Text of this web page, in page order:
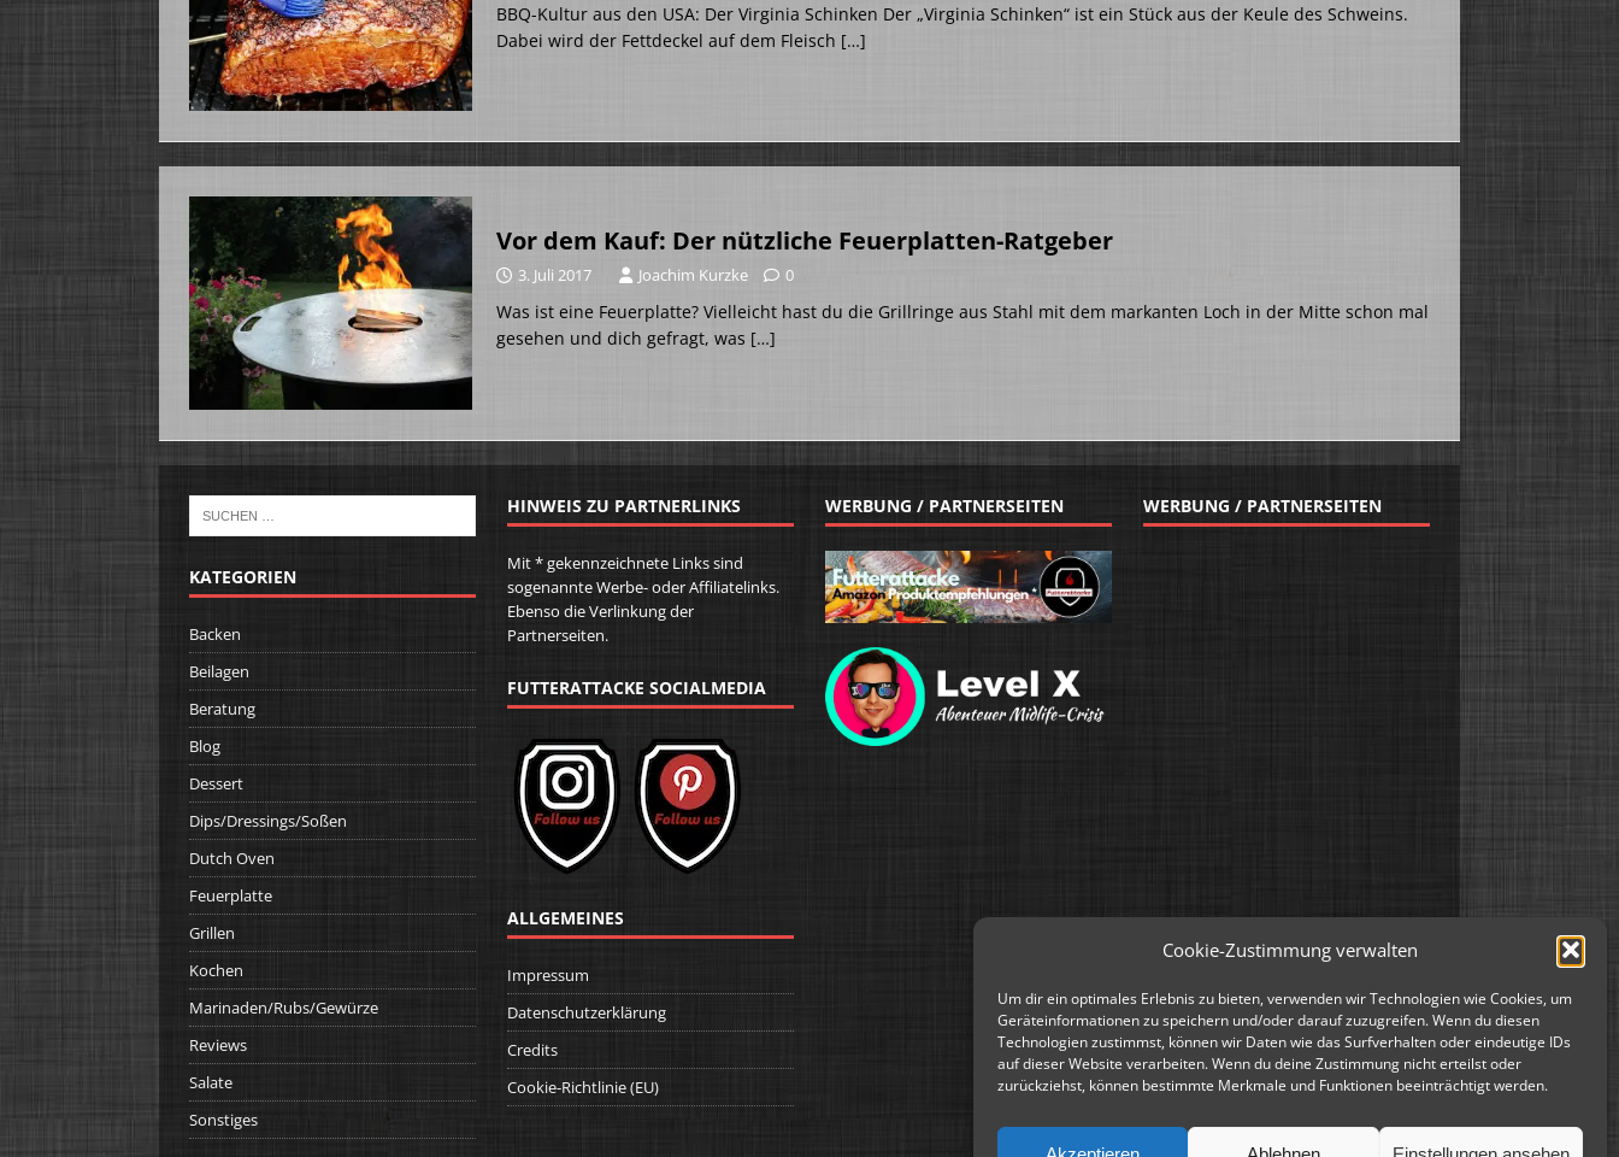
Cookie-Zustimmung verwalten
Um dir ein optimales Erlebnis zu bieten, verwenden wir Technologien wie Cookies, um
Geräteinformationen zu speichern und/oder darauf zuzugreifen. Wenn du diesen
Technologien zustimmst, können wir Daten wie das Surfverhalten oder eindeutige IDs
auf dieser Website verarbeiten. Wenn du deine Zustimmung nicht erteilst oder
zurückziehst, können bestimmte Merkmale und Funktionen beeinträchtigt werden.
BBQ-Kultur aus den USA: Der Virginia Schinken Der „Virginia Schinken“ ist ein Stück aus der Keule des Schweins.
Dabei wird der Fettdeckel auf dem Fleisch […]
Vor dem Kauf: Der nützliche Feuerplatten-Ratgeber
3. Juli 2017 Joachim Kurzke 0
Was ist eine Feuerplatte? Vielleicht hast du die Grillringe aus Stahl mit dem markanten Loch in der Mitte schon mal
gesehen und dich gefragt, was […]
KATEGORIEN
Backen
Beilagen
Beratung
Blog
Dessert
Dips/Dressings/Soßen
Dutch Oven
Feuerplatte
Grillen
Kochen
Marinaden/Rubs/Gewürze
Reviews
Salate
Sonstiges
HINWEIS ZU PARTNERLINKS
Mit * gekennzeichnete Links sind
sogenannte Werbe- oder Affiliatelinks.
Ebenso die Verlinkung der
Partnerseiten.
FUTTERATTACKE SOCIALMEDIA
ALLGEMEINES
Impressum
Datenschutzerklärung
Credits
Cookie-Richtlinie (EU)
WERBUNG / PARTNERSEITEN WERBUNG / PARTNERSEITEN